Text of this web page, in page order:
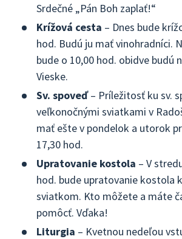
Srdečné „Pán Boh zaplať!“
Krížová cesta – Dnes bude
hod. Budú ju mať vinohradníci.
bude o 10,00 hod. obidve budú
Vieske.
Sv. spoveď– Príležitosť ku sv.
veľkonočnými sviatkami v
mať ešte v pondelok a utorok
17,30 hod.
Upratovanie kostola – V
hod. bude upratovanie kostola
sviatkom. Kto môžete a máte
pomôcť. Vďaka!
Liturgia – Kvetnou nedeľou